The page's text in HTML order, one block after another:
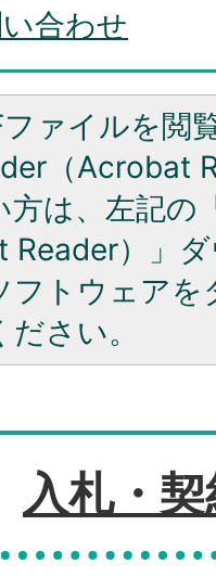
合わせ
ファイルを閲
（Acrobat
方は、左記の
Reader）」
フトウェア
さい。
入札・